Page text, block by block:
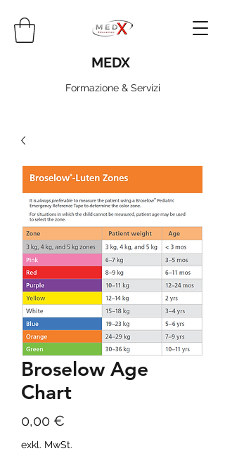
MEDX
Formazione & Servizi
Broselow Age
Chart
0,00 €
exkl. MwSt.